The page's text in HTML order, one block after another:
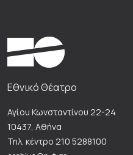
Εθνικό Θέατρο
Αγίου Κωνσταντίνου 22-24
10437, Αθήνα
Τηλ. κέντρο 210 5288100